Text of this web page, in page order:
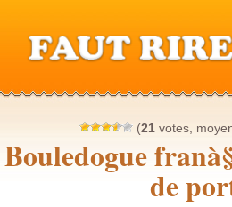
(21votes,
Bouledogue
de